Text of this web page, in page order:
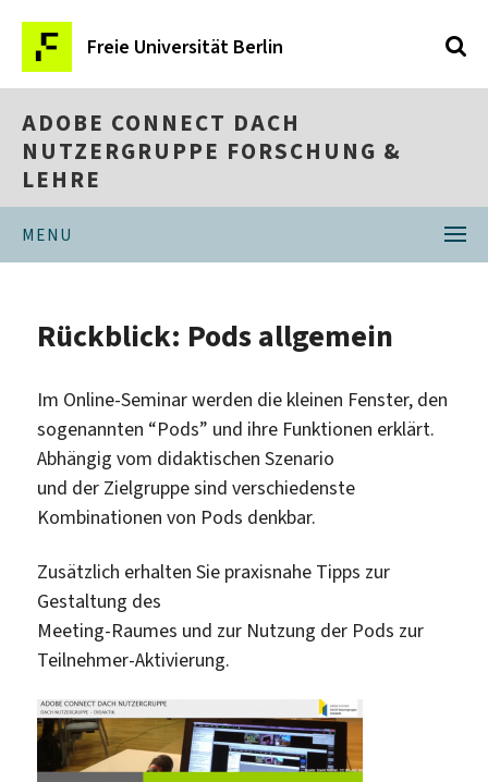
Freie Universität Berlin
ADOBE CONNECT DACH
NUTZERGRUPPE FORSCHUNG &
LEHRE
MENU
Rückblick: Pods allgemein
Im Online-Seminar werden die kleinen Fenster, den
sogenannten “Pods” und ihre Funktionen erklärt.
Abhängig vom didaktischen Szenario
und der Zielgruppe sind verschiedenste
Kombinationen von Pods denkbar.
Zusätzlich erhalten Sie praxisnahe Tipps zur
Gestaltung des
Meeting-Raumes und zur Nutzung der Pods zur
Teilnehmer-Aktivierung.